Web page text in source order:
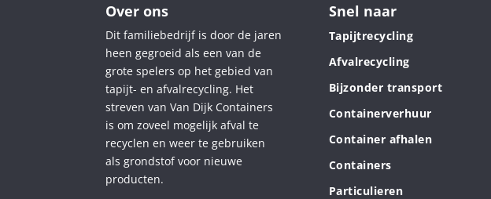
Over ons
Dit familiebedrijf is door de jaren
heen gegroeid als een van de
grote spelers op het gebied van
tapijt- en afvalrecycling. Het
streven van Van Dijk Containers
is om zoveel mogelijk afval te
recyclen en weer te gebruiken
als grondstof voor nieuwe
producten.
Snel naar
Tapijtrecycling
Afvalrecycling
Bijzonder transport
Containerverhuur
Container afhalen
Containers
Particulieren